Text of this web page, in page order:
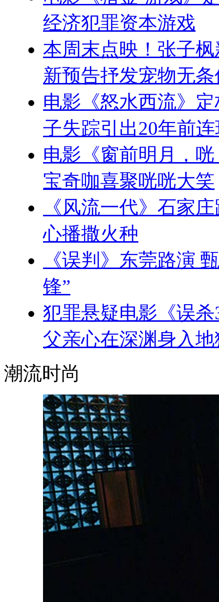
经济犯罪资本游戏
本周末点映！张子
新预告抒发宠物无
电影《怒水西流》
子失踪引出20年前
电影《窗前明月，
宝奇咖喜聚咣咣大笑
《风流一代》石家
心播撒火种
《误判》东莞路演
锋”
犯罪悬疑电影《误
父亲心在深渊身入
潮流时尚